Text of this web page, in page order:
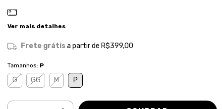
Ver mais detalhes
Frete grátisa partir de R$399,00
Tamanhos: P
G GG M P